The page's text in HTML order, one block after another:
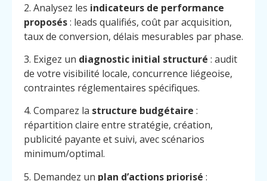
Contact
2. Analysez les indicateurs de performance
proposés: leads qualifiés, coût par acquisition,
taux de conversion, délais mesurables par phase.
3. Exigez un diagnostic initial structuré : audit
de votre visibilité locale, concurrence liégeoise,
contraintes réglementaires spécifiques.
4. Comparez la structure budgétaire :
répartition claire entre stratégie, création,
publicité payante et suivi, avec scénarios
minimum/optimal.
5. Demandez un plan d’actions priorisé :